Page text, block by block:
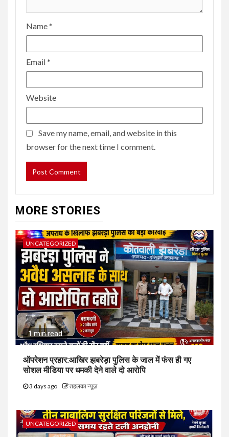
Name*
Email*
Website
Save my name, email, and website in this
browser for the next time I comment.
MORE STORIES
UNCATEGORIZED
1 min read
ऑपरेशन प्रहार:आखिर झबरेड़ा पुलिस के जाल में फंस ही गए
सोशल मीडिया पर धमकी देने वाले दो आरोपि
3 days ago तहलका न्यूज़
UNCATEGORIZED